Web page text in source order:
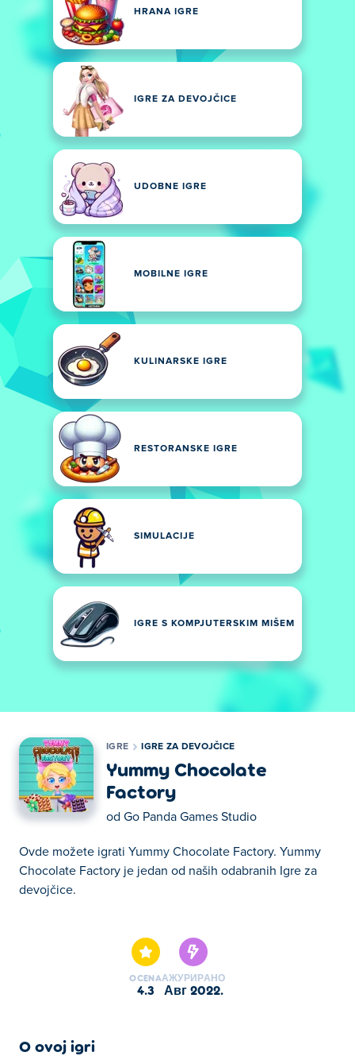
HRANA IGRE
IGRE ZA DEVOJČICE
UDOBNE IGRE
MOBILNE IGRE
KULINARSKE IGRE
RESTORANSKE IGRE
SIMULACIJE
IGRE S KOMPJUTERSKIM MIŠEM
IGRE IGRE ZA DEVOJČICE
Yummy Chocolate
Factory
od Go Panda Games Studio
Ovde možete igrati Yummy Chocolate Factory. Yummy
Chocolate Factory je jedan od naših odabranih Igre za
devojčice.
OCENA
4.3
АЖУРИРАНО
авг 2022.
O ovoj igri